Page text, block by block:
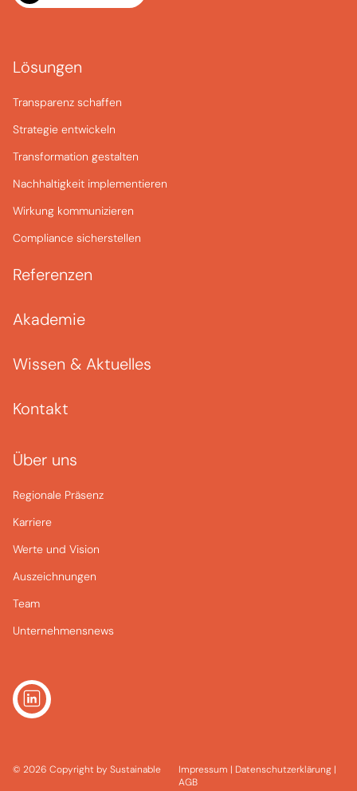
Lösungen
Transparenz schaffen
Strategie entwickeln
Transformation gestalten
Nachhaltigkeit implementieren
Wirkung kommunizieren
Compliance sicherstellen
Referenzen
Akademie
Wissen & Aktuelles
Kontakt
Über uns
Regionale Präsenz
Karriere
Werte und Vision
Auszeichnungen
Team
Unternehmensnews
© 2026 Copyright by Sustainable Impressum | Datenschutzerklärung |
AGB